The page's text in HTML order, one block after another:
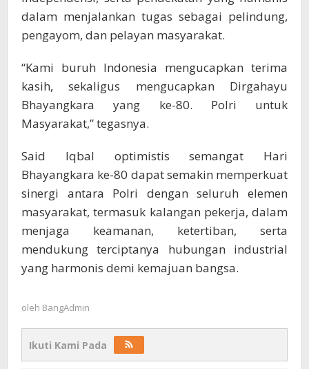
dalam menjalankan tugas sebagai pelindung,
pengayom, dan pelayan masyarakat.
“Kami buruh Indonesia mengucapkan terima
kasih, sekaligus mengucapkan Dirgahayu
Bhayangkara yang ke-80. Polri untuk
Masyarakat,” tegasnya.
Said Iqbal optimistis semangat Hari
Bhayangkara ke-80 dapat semakin memperkuat
sinergi antara Polri dengan seluruh elemen
masyarakat, termasuk kalangan pekerja, dalam
menjaga keamanan, ketertiban, serta
mendukung terciptanya hubungan industrial
yang harmonis demi kemajuan bangsa.
oleh BangAdmin
Ikuti Kami Pada